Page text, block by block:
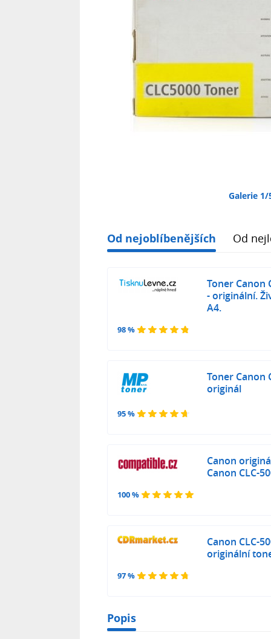
Galerie 1/
Od nejoblíbenějších Od
98 %
Toner Canon
- originální.
A4.
95 %
Toner Canon
originál
100 %
Canon
Canon CLC-
97 %
Canon CLC-
originální
Popis